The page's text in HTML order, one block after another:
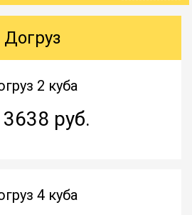
Догруз
2 куба
руб.
4 куба